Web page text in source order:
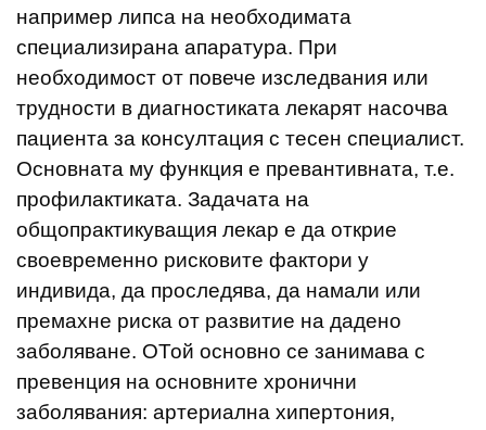
например липса на необходимата
специализирана апаратура. При
необходимост от повече изследвания или
трудности в диагностиката лекарят насочва
пациента за консултация с тесен специалист.
Основната му функция е превантивната, т.е.
профилактиката. Задачата на
общопрактикуващия лекар е да открие
своевременно рисковите фактори у
индивида, да проследява, да намали или
премахне риска от развитие на дадено
заболяване. ОТой основно се занимава с
превенция на основните хронични
заболявания: артериална хипертония,